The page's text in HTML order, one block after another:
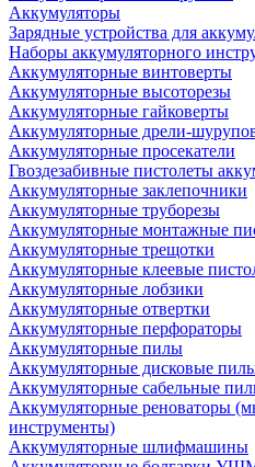
Аккумуляторы
Зарядные устройства для
Наборы аккумуляторного
Аккумуляторные винтоверты
Аккумуляторные высоторезы
Аккумуляторные гайковерты
Аккумуляторные дрели-
Аккумуляторные просекатели
Гвоздезабивные пистолеты
Аккумуляторные заклепочники
Аккумуляторные труборезы
Аккумуляторные монтажные
Аккумуляторные трещотки
Аккумуляторные клеевые
Аккумуляторные лобзики
Аккумуляторные отвертки
Аккумуляторные перфораторы
Аккумуляторные пилы
Аккумуляторные дисковые
Аккумуляторные сабельные
Аккумуляторные реноваторы
инструменты)
Аккумуляторные шлифмашины